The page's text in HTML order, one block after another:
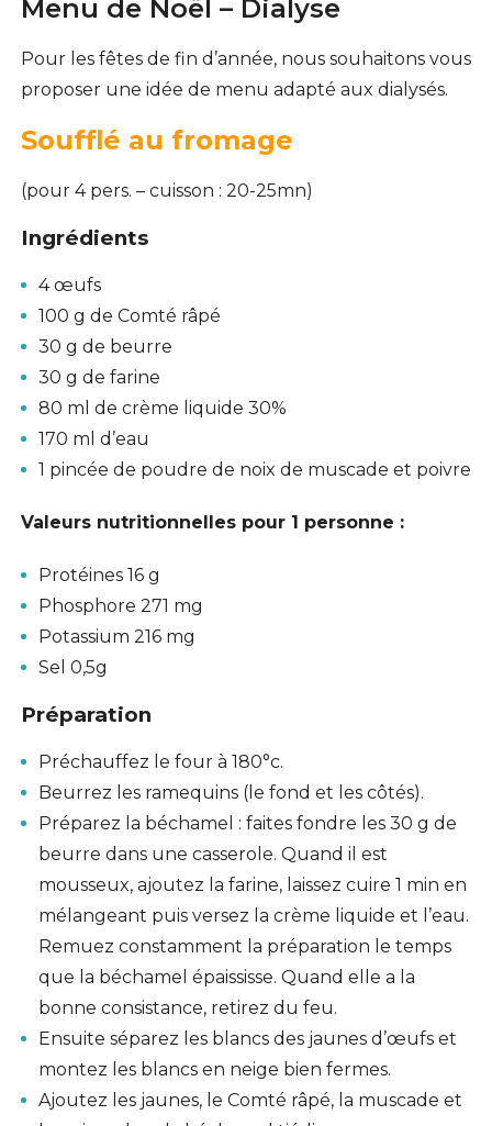
Menu de Noël – Dialyse
Pour les fêtes de fin d’année, nous souhaitons vous
proposer une idée de menu adapté aux dialysés.
Soufflé au fromage
(pour 4 pers. – cuisson : 20-25mn)
Ingrédients
4 œufs
100 g de Comté râpé
30 g de beurre
30 g de farine
80 ml de crème liquide 30%
170 ml d’eau
1 pincée de poudre de noix de muscade et poivre
Valeurs nutritionnelles pour 1 personne :
Protéines 16 g
Phosphore 271 mg
Potassium 216 mg
Sel 0,5g
Préparation
Préchauffez le four à 180°c.
Beurrez les ramequins (le fond et les côtés).
Préparez la béchamel : faites fondre les 30 g de
beurre dans une casserole. Quand il est
mousseux, ajoutez la farine, laissez cuire 1 min en
mélangeant puis versez la crème liquide et l’eau.
Remuez constamment la préparation le temps
que la béchamel épaississe. Quand elle a la
bonne consistance, retirez du feu.
Ensuite séparez les blancs des jaunes d’œufs et
montez les blancs en neige bien fermes.
Ajoutez les jaunes, le Comté râpé, la muscade et